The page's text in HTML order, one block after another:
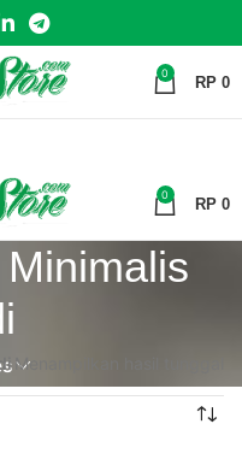
0 RP 0
0 RP 0
Menampilkan hasil tunggal